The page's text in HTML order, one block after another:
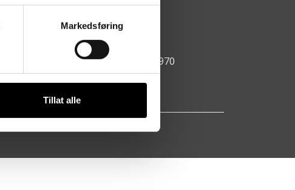
Markedsføring
Tillat alle
ao@hestefag.no
Organisasjonsnummer: 981 112 970